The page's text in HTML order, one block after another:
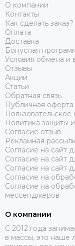
О компании
Контакты
Как сделать заказ?
Оплата
Доставка
Бонусная
Условия обмена и
Отзывы
Акции
Статьи
Обратная связь
Публичная оферта
Политика защиты
Согласие отзыв
Рекламная
Согласие на сайт
Согласие на сайт
Согласие на сайт
Согласие на
Согласие на
мессенджеров
О компании
C 2012 года
в массы, это